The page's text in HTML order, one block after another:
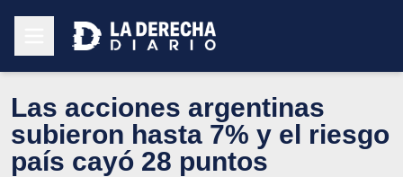
Las acciones argentinas
subieron hasta 7% y el riesgo
país cayó 28 puntos